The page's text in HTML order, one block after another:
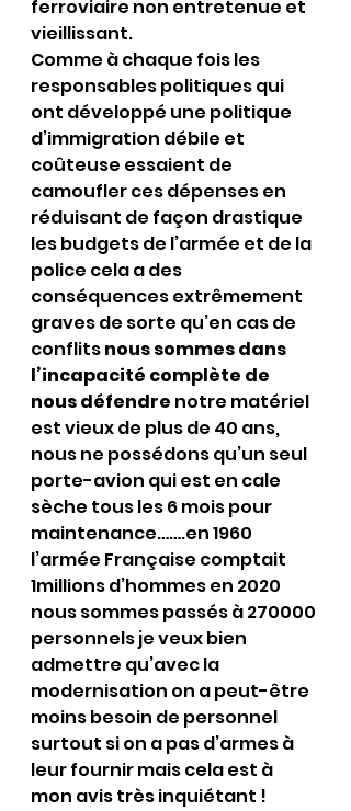
ferroviaire non entretenue et
vieillissant.
Comme à chaque fois les
responsables politiques qui
ont développé une politique
d’immigration débile et
coûteuse essaient de
camoufler ces dépenses en
réduisant de façon drastique
les budgets de l’armée et de la
police cela a des
conséquences extrêmement
graves de sorte qu’en cas de
conflits nous sommes dans
l’incapacité complète de
nous défendre notre matériel
est vieux de plus de 40 ans,
nous ne possédons qu’un seul
porte-avion qui est en cale
sèche tous les 6 mois pour
maintenance…….en 1960
l’armée Française comptait
1millions d’hommes en 2020
nous sommes passés à 270000
personnels je veux bien
admettre qu’avec la
modernisation on a peut-être
moins besoin de personnel
surtout si on a pas d’armes à
leur fournir mais cela est à
mon avis très inquiétant !